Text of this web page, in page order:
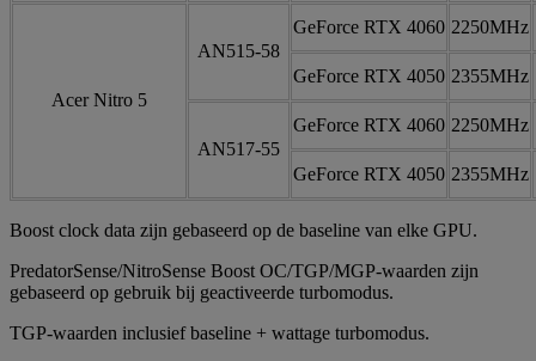
Acer Nitro 5
AN515-58
GeForce RTX 4060 2250MHz
GeForce RTX 4050 2355MHz
AN517-55
GeForce RTX 4060 2250MHz
GeForce RTX 4050 2355MHz
Boost clock data zijn gebaseerd op de baseline van elke GPU.
PredatorSense/NitroSense Boost OC/TGP/MGP-waarden zijn
gebaseerd op gebruik bij geactiveerde turbomodus.
TGP-waarden inclusief baseline + wattage turbomodus.